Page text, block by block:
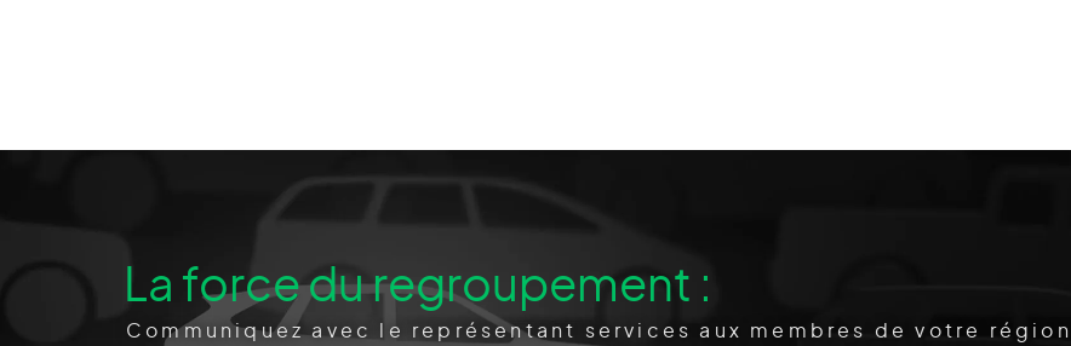
La force du regroupement :
Communiquez avec le représentant services aux membres de votre région.